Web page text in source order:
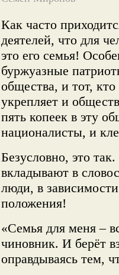
Как часто
деятелей, что для
это его семья!
буржуазные
общества, и тот,
укрепляет и
пять копеек в эту
националисты, и
Безусловно, это
вкладывают в
люди, в
положения!
«Семья для меня –
чиновник. И берёт
оправдываясь тем,